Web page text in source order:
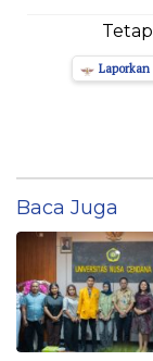
Laporkan
Baca Juga